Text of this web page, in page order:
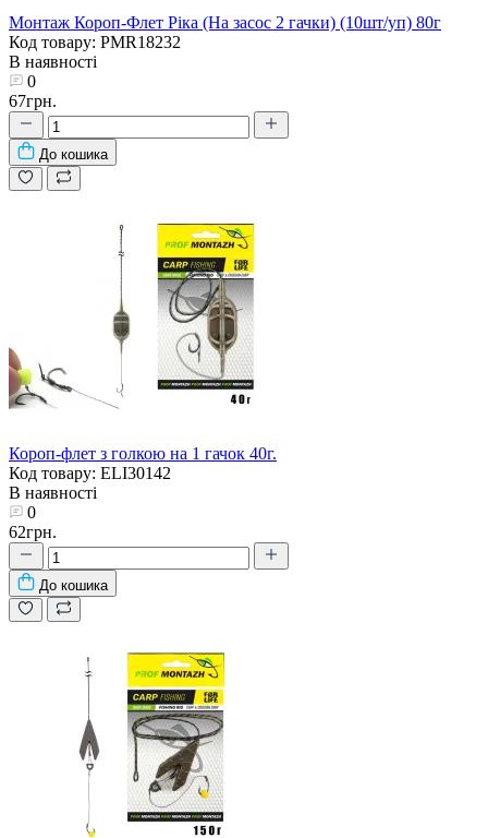
Монтаж Короп-Флет Ріка (На засос 2 гачки) (10шт/уп) 80г
Код товару: PMR18232
В наявності
0
67грн.
До кошика
Короп-флет з голкою на 1 гачок 40г.
Код товару: ELI30142
В наявності
0
62грн.
До кошика